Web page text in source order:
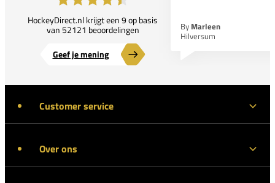
HockeyDirect.nl krijgt een 9 op basis
van 52121 beoordelingen
Geef je mening
By Marleen
Hilversum
Customer service
Over ons